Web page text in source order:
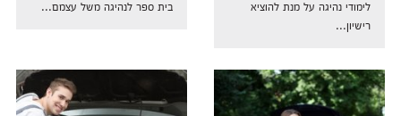
לימודי נהיגה על מנת להוציא
רישיון...
בית ספר לנהיגה משל עצמם...